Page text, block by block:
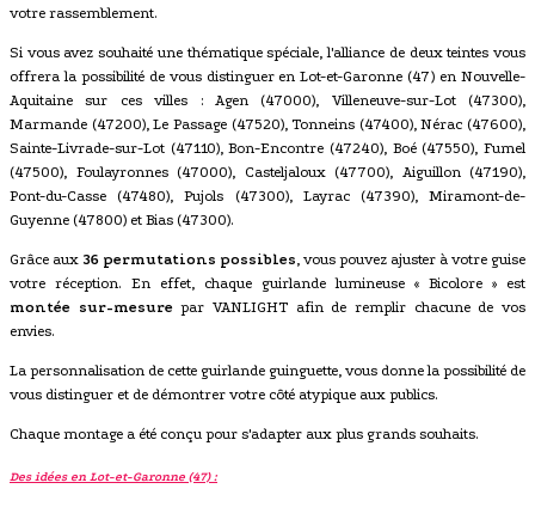
votre rassemblement.
Si vous avez souhaité une thématique spéciale, l'alliance de deux teintes vous
offrera la possibilité de vous distinguer en Lot-et-Garonne (47) en Nouvelle-
Aquitaine sur ces villes : Agen (47000), Villeneuve-sur-Lot (47300),
Marmande (47200), Le Passage (47520), Tonneins (47400), Nérac (47600),
Sainte-Livrade-sur-Lot (47110), Bon-Encontre (47240), Boé (47550), Fumel
(47500), Foulayronnes (47000), Casteljaloux (47700), Aiguillon (47190),
Pont-du-Casse (47480), Pujols (47300), Layrac (47390), Miramont-de-
Guyenne (47800) et Bias (47300).
Grâce aux 36 permutations possibles, vous pouvez ajuster à votre guise
votre réception. En effet, chaque guirlande lumineuse « Bicolore » est
montée sur-mesurepar VANLIGHT afin de remplir chacune de vos
envies.
La personnalisation de cette guirlande guinguette, vous donne la possibilité de
vous distinguer et de démontrer votre côté atypique aux publics.
Chaque montage a été conçu pour s'adapter aux plus grands souhaits.
Des idées en Lot-et-Garonne (47) :